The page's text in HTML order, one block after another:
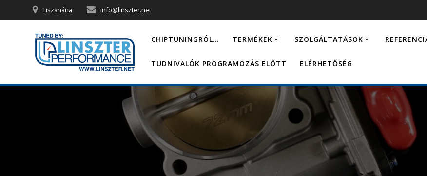
to
Tiszanána info@linszter.net
CHIPTUNINGRÓL… TERMÉKEK SZOLGÁLTATÁSOK
TUDNIVALÓK PROGRAMOZÁS ELŐTT ELÉRHETŐSÉG